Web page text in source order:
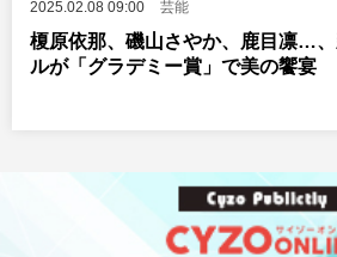
2025.02.08 09:00 芸能
榎原依那、磯山さやか、鹿目凛…
ルが「グラデミー賞」で美の饗宴